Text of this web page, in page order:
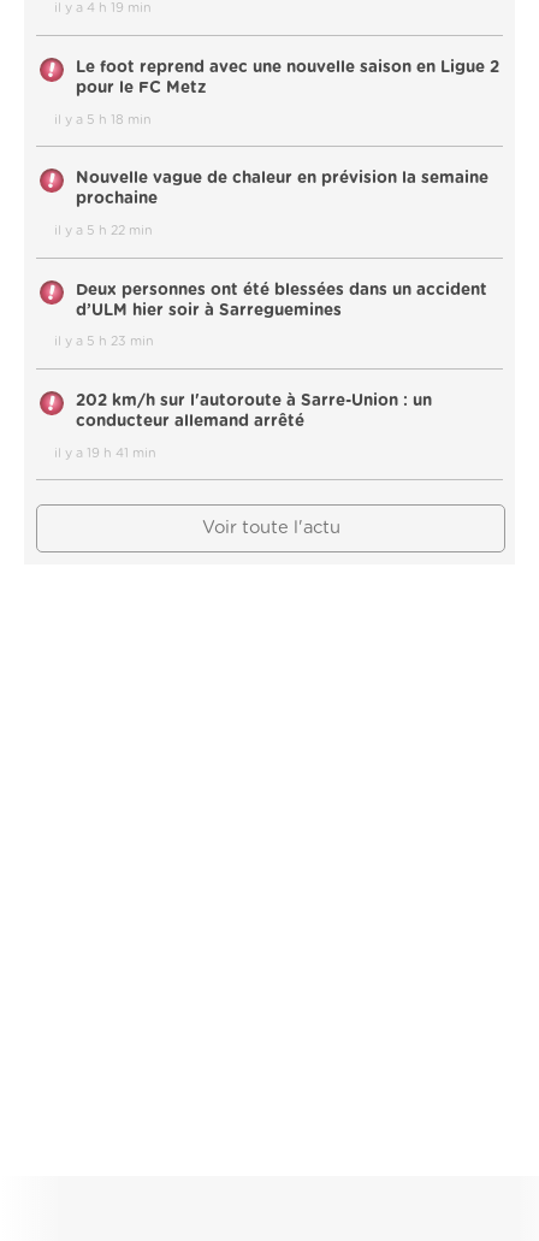
il y a 4 h 19 min
Le foot reprend avec une nouvelle saison en Ligue 2
pour le FC Metz
il y a 5 h 18 min
Nouvelle vague de chaleur en prévision la semaine
prochaine
il y a 5 h 22 min
Deux personnes ont été blessées dans un accident
d’ULM hier soir à Sarreguemines
il y a 5 h 23 min
202 km/h sur l'autoroute à Sarre-Union : un
conducteur allemand arrêté
il y a 19 h 41 min
Voir toute l'actu